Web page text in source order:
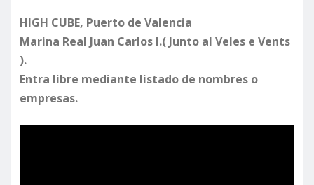
HIGH CUBE, Puerto de Valencia
Marina Real Juan Carlos I.( Junto al Veles e Vents
).
Entra libre mediante listado de nombres o
empresas.